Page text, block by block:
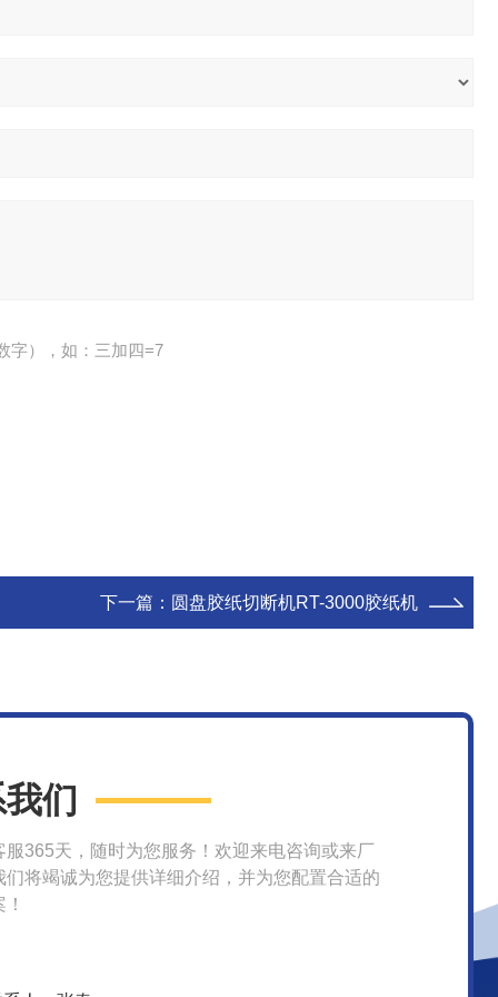
字），如：三加四=7
下一篇： 圆盘胶纸切断机RT-3000胶纸机
们
服365天，随时为您服务！欢迎来电咨询或来厂
们将竭诚为您提供详细介绍，并为您配置合适的